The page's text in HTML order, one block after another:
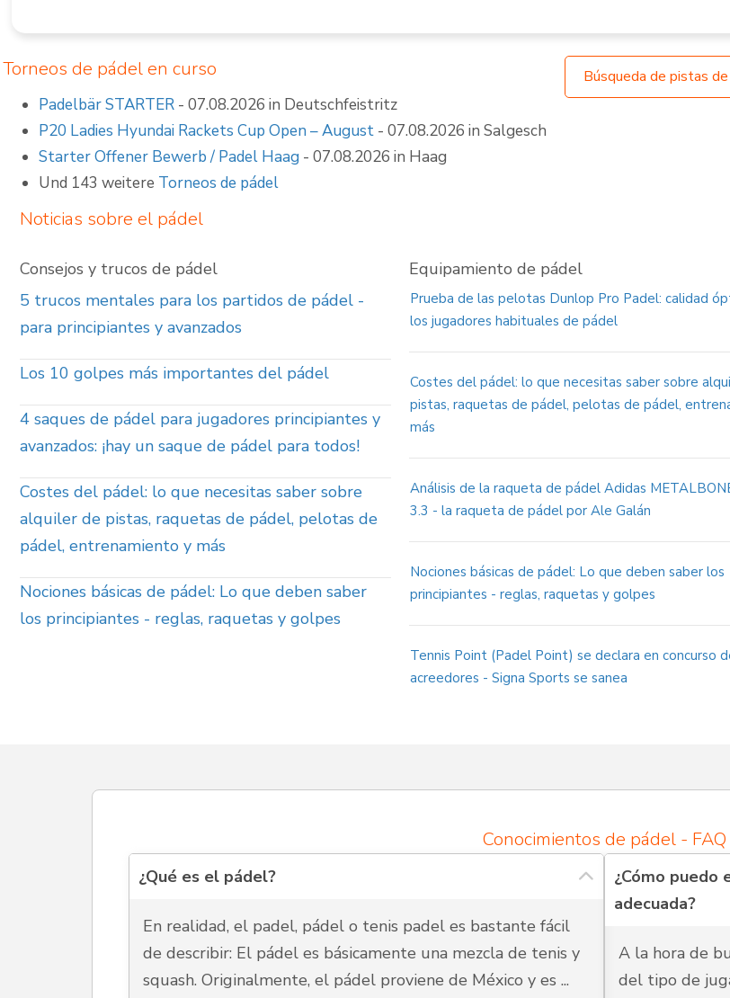
Torneos de pádel en curso
Padelbär STARTER - 07.08.2026 in Deutschfeistritz
P20 Ladies Hyundai Rackets Cup Open – August - 07.08.2026 in Salgesch
Starter Offener Bewerb / Padel Haag - 07.08.2026 in Haag
Und 143 weitere Torneos de pádel
Búsqueda de pistas
Noticias sobre el pádel
Consejos y trucos de pádel
5 trucos mentales para los partidos de pádel -
para principiantes y avanzados
Los 10 golpes más importantes del pádel
4 saques de pádel para jugadores principiantes y
avanzados: ¡hay un saque de pádel para todos!
Costes del pádel: lo que necesitas saber sobre
alquiler de pistas, raquetas de pádel, pelotas de
pádel, entrenamiento y más
Nociones básicas de pádel: Lo que deben saber
los principiantes - reglas, raquetas y golpes
Equipamiento de pádel
Prueba de las pelotas Dunlop Pro Padel: calidad
los jugadores habituales de pádel
Costes del pádel: lo que necesitas saber sobre
pistas, raquetas de pádel, pelotas de pádel,
más
Análisis de la raqueta de pádel Adidas
3.3 - la raqueta de pádel por Ale Galán
Nociones básicas de pádel: Lo que deben saber los
principiantes - reglas, raquetas y golpes
Tennis Point (Padel Point) se declara en concurso
acreedores - Signa Sports se sanea
Conocimientos de pádel - FAQ
¿Qué es el pádel?
En realidad, el padel, pádel o tenis padel es bastante fácil
de describir: El pádel es básicamente una mezcla de tenis y
squash. Originalmente, el pádel proviene de México y es ...
¿Cómo
adecuada?
A la hora de
del tipo de